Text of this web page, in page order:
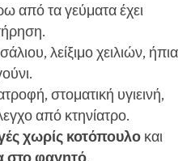
από τα γεύματα έχει
λείξιμο χειλιών, ήπια
στοματική υγιεινή,
από κτηνίατρο.
χωρίς κοτόπουλοκαι